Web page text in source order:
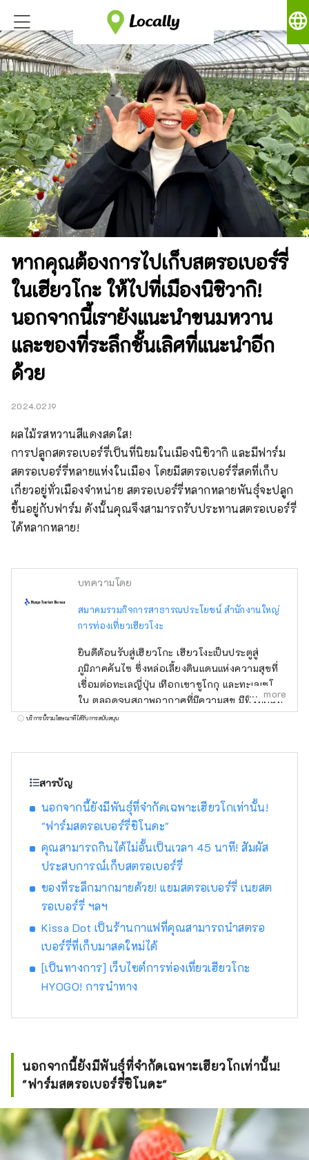
language
หากคุณต้องการไปเก็บสตรอเบอร์รี่
ในเฮียวโกะ ให้ไปที่เมืองนิชิวากิ!
นอกจากนี้เรายังแนะนำขนมหวาน
และของที่ระลึกชั้นเลิศที่แนะนำอีก
ด้วย
2024.02.19
ผลไม้รสหวานสีแดงสดใส!
การปลูกสตรอเบอร์รี่เป็นที่นิยมในเมืองนิชิวากิ และมีฟาร์ม
สตรอเบอร์รี่หลายแห่งในเมือง โดยมีสตรอเบอร์รี่สดที่เก็บ
เกี่ยวอยู่ทั่วเมืองจำหน่าย สตรอเบอร์รี่หลากหลายพันธุ์จะปลูก
ขึ้นอยู่กับฟาร์ม ดังนั้นคุณจึงสามารถรับประทานสตรอเบอร์รี่
ได้หลากหลาย!
บทความโดย
สมาคมรวมกิจการสาธารณประโยชน์ สำนักงานใหญ่
การท่องเที่ยวเฮียวโงะ
ยินดีต้อนรับสู่เฮียวโกะ เฮียวโงะเป็นประตูสู่
ภูมิภาคคันไซ ซึ่งหล่อเลี้ยงดินแดนแห่งความสุขที่
เชื่อมต่อทะเลญี่ปุ่น เทือกเขาชูโกกุ และทะเลเซโตะ
ใน ตลอดจนสภาพอากาศที่มีความสุข มีทิวทัศน์ที่
งดงามมากมายที่จะดึงดูดสายตาของคุณ เช่น
หมายเหมือนกันกับเนื้อทาจิมะ เป็นหนึ่งในเนื้อวัว
ชั้นนำของญี่ปุ่น และข้าวสาเก ``เฮียวโงะ ยามา
ดะ นิชิกิ'' คืออัญมณีที่จะทำให้คุณประหลาดใจ
อาริมะออนเซ็นเป็นบ่อน้ำพุร้อนที่มีชื่อเสียง และคิ
โนซากิออนเซ็นก็ปรากฏอยู่ในวรรณกรรม
คลายร่างกายและจิตใจ คุณสามารถพบกับเสียง
ที่น่าจดจำ เช่น เสียงฟ้าร้องของน้ำวนนารูโตะบน
เกาะอาวาจิ และเสียงแบบไดนามิกของเทศกาล
ดอกไม้ไฟที่จัดขึ้นในสถานที่ต่างๆ ในฤดูร้อน ใน
สวนสมุนไพรและสวนพฤกษศาสตร์ในจังหวัด
คุณจะได้รับการเยียวยาด้วยกลิ่นสมุนไพรและ
ดอกไม้ที่อ่อนโยนและน่ารื่นรมย์ตลอดสี่ฤดูกาล
กระตุ้นสัมผัสทั้งห้าของการมองเห็น การรับรส
more
บริการนี้รวมโฆษณาที่ได้รับการสนับสนุน
สารบัญ
นอกจากนี้ยังมีพันธุ์ที่จำกัดเฉพาะเฮียวโกเท่านั้น!
"ฟาร์มสตรอเบอร์รี่ชิโนดะ"
คุณสามารถกินได้ไม่อั้นเป็นเวลา 45 นาที! สัมผัส
ประสบการณ์เก็บสตรอเบอร์รี่
ของที่ระลึกมากมายด้วย! แยมสตรอเบอร์รี่ เนยสต
รอเบอร์รี่ ฯลฯ
Kissa Dot เป็นร้านกาแฟที่คุณสามารถนำสตรอ
เบอร์รี่ที่เก็บมาสดใหม่ได้
[เป็นทางการ] เว็บไซต์การท่องเที่ยวเฮียวโกะ
HYOGO! การนำทาง
นอกจากนี้ยังมีพันธุ์ที่จำกัดเฉพาะเฮียวโกเท่านั้น!
"ฟาร์มสตรอเบอร์รี่ชิโนดะ"